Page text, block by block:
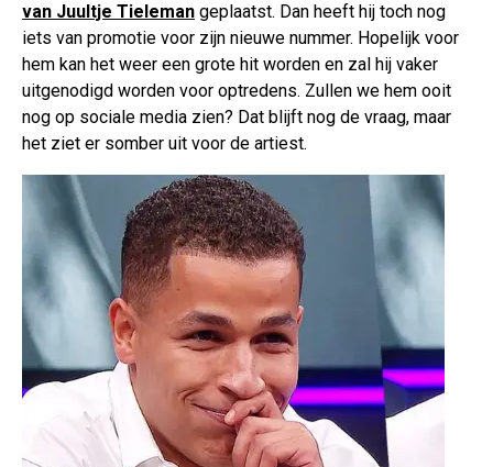
van Juultje Tieleman geplaatst. Dan heeft hij toch nog
iets van promotie voor zijn nieuwe nummer. Hopelijk voor
hem kan het weer een grote hit worden en zal hij vaker
uitgenodigd worden voor optredens. Zullen we hem ooit
nog op sociale media zien? Dat blijft nog de vraag, maar
het ziet er somber uit voor de artiest.